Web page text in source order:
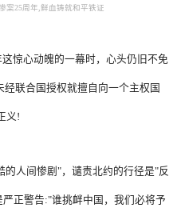
案25周年,鲜血铸就和平铁证
惊心动魄的一幕时，心头仍旧不免
联合国授权就擅自向一个主权国
义!
的人间惨剧"，谴责北约的行径是"反
正警告:"谁挑衅中国，我们必将予